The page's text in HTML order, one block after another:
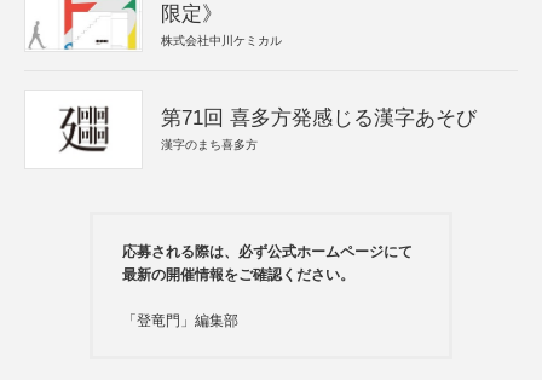
限定》
株式会社中川ケミカル
第71回 喜多方発感じる漢字あそび
漢字のまち喜多方
応募される際は、必ず公式ホームページにて
最新の開催情報をご確認ください。
「登竜門」編集部